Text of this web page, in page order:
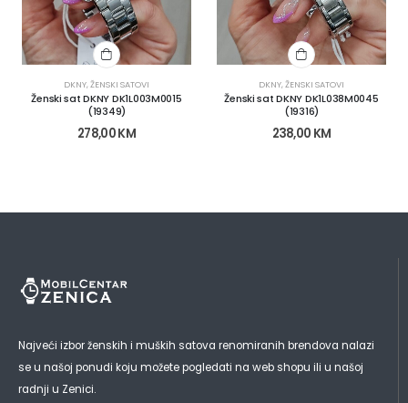
DKNY,ŽENSKI SATOVI
Ženski sat DKNY DK1L003M0015
(19349)
278,00KM
DKNY,ŽENSKI SATOVI
Ženski sat DKNY DK1L038M0045
(19316)
238,00 KM
Najveći izbor ženskih i muških satova renomiranih brendova nalazi
se u našoj ponudi koju možete pogledati na web shopu ili u našoj
radnji u Zenici.